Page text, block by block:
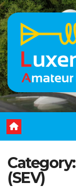
Skip
to
content
Category:
(SEV)